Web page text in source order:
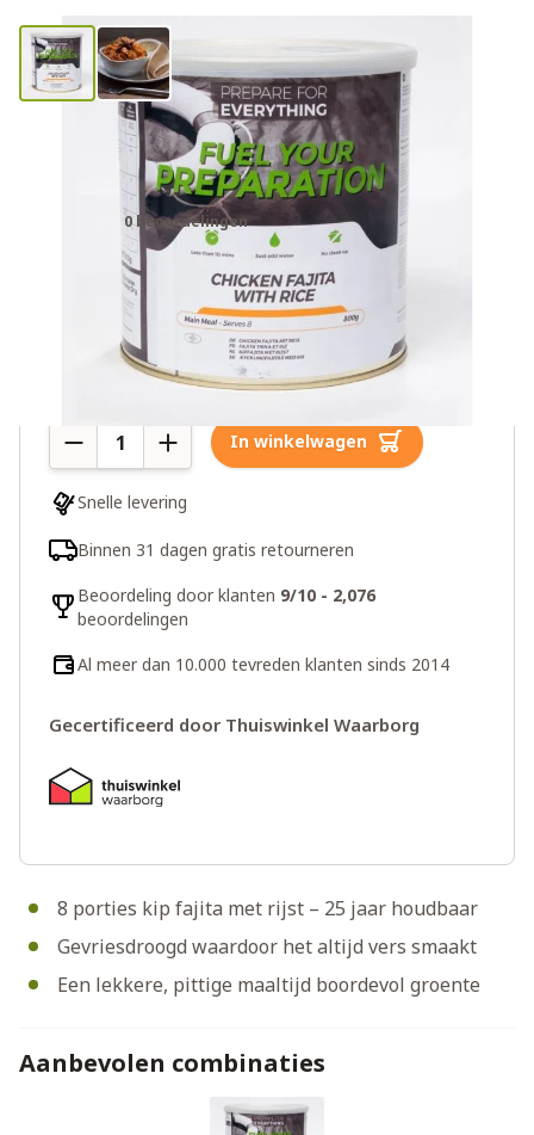
Fuel Your Preparation kip fajita
met rijst
0 beoordelingen
Meer dan 10 op voorraad
8 porties kip fajita met rijst – 25 jaar houdbaar
Gevriesdroogd waardoor het altijd vers smaakt
Een lekkere, pittige maaltijd boordevol groente
Aantal In winkelwagen
Snelle levering
Binnen 31 dagen gratis retourneren
Beoordeling door klanten 9/10 - 2,076
beoordelingen
Al meer dan 10.000 tevreden klanten sinds 2014
Gecertificeerd door Thuiswinkel Waarborg
Aanbevolen combinaties